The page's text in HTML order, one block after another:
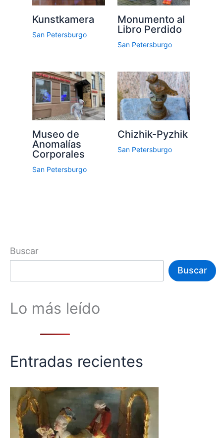
Kunstkamera
San Petersburgo
Monumento al
Libro Perdido
San Petersburgo
Museo de
Anomalías
Corporales
San Petersburgo
Chizhik-Pyzhik
San Petersburgo
Buscar
Buscar
Lo más leído
Entradas recientes